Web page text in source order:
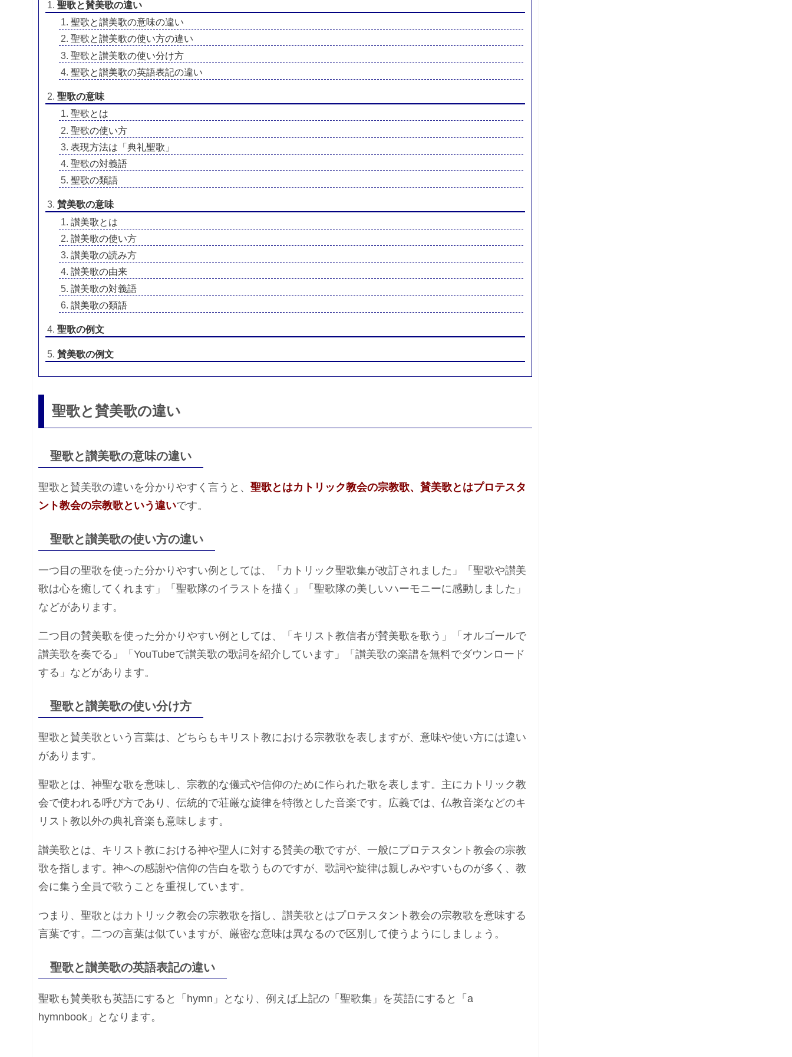
聖歌と賛美歌の違い
聖歌と讃美歌の意味の違い
聖歌と讃美歌の使い方の違い
聖歌と讃美歌の使い分け方
聖歌と讃美歌の英語表記の違い
聖歌の意味
聖歌とは
聖歌の使い方
表現方法は「典礼聖歌」
聖歌の対義語
聖歌の類語
賛美歌の意味
讃美歌とは
讃美歌の使い方
讃美歌の読み方
讃美歌の由来
讃美歌の対義語
讃美歌の類語
聖歌の例文
賛美歌の例文
聖歌と賛美歌の違い
聖歌と讃美歌の意味の違い
聖歌と賛美歌の違いを分かりやすく言うと、 聖歌とはカトリック教会の宗教歌、賛美歌とはプロテスタ
ント教会の宗教歌という違いです。
聖歌と讃美歌の使い方の違い
一つ目の聖歌を使った分かりやすい例としては、「カトリック聖歌集が改訂されました」「聖歌や讃美
歌は心を癒してくれます」「聖歌隊のイラストを描く」「聖歌隊の美しいハーモニーに感動しました」
などがあります。
二つ目の賛美歌を使った分かりやすい例としては、「キリスト教信者が賛美歌を歌う」「オルゴールで
讃美歌を奏でる」「YouTubeで讃美歌の歌詞を紹介しています」「讃美歌の楽譜を無料でダウンロード
する」などがあります。
聖歌と讃美歌の使い分け方
聖歌と賛美歌という言葉は、どちらもキリスト教における宗教歌を表しますが、意味や使い方には違い
があります。
聖歌とは、神聖な歌を意味し、宗教的な儀式や信仰のために作られた歌を表します。主にカトリック教
会で使われる呼び方であり、伝統的で荘厳な旋律を特徴とした音楽です。広義では、仏教音楽などのキ
リスト教以外の典礼音楽も意味します。
讃美歌とは、キリスト教における神や聖人に対する賛美の歌ですが、一般にプロテスタント教会の宗教
歌を指します。神への感謝や信仰の告白を歌うものですが、歌詞や旋律は親しみやすいものが多く、教
会に集う全員で歌うことを重視しています。
つまり、聖歌とはカトリック教会の宗教歌を指し、讃美歌とはプロテスタント教会の宗教歌を意味する
言葉です。二つの言葉は似ていますが、厳密な意味は異なるので区別して使うようにしましょう。
聖歌と讃美歌の英語表記の違い
聖歌も賛美歌も英語にすると「hymn」となり、例えば上記の「聖歌集」を英語にすると「a
hymnbook」となります。